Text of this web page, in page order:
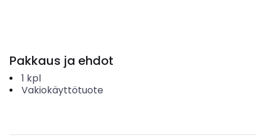
Pakkaus ja ehdot
1 kpl
Vakiokäyttötuote